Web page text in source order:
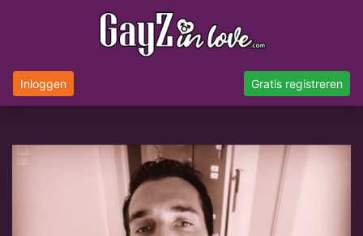
Inloggen Gratis registreren